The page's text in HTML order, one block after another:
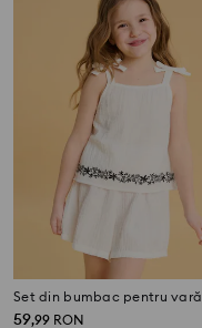
Set din bumbac pentru vară
59,99 RON